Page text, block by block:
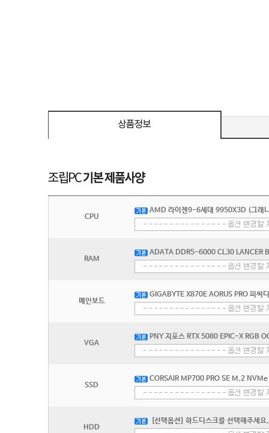
CPU
AMD 라이젠9-6세대 9950X3D (그래
RAM
ADATA DDR5-6000 CL30 LANCER
메인보드
GIGABYTE X870E AORUS PRO 피씨
VGA
PNY 지포스 RTX 5080 EPIC-X RGB
SSD
CORSAIR MP700 PRO SE M.2
HDD
[선택옵션] 하드디스크를 선택해주세요.